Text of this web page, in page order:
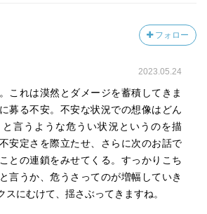
フォロー
2023.05.24
これは漠然とダメージを蓄積してきま
募る不安。不安な状況での想像はどん
言うような危うい状況というのを描
安定さを際立たせ、さらに次のお話で
との連鎖をみせてくる。すっかりこち
言うか、危うさってのが増幅していき
スにむけて、揺さぶってきますね。